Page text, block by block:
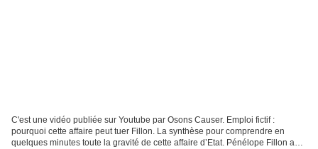
C'est une vidéo publiée sur Youtube par Osons Causer. Emploi fictif :
pourquoi cette affaire peut tuer Fillon. La synthèse pour comprendre en
quelques minutes toute la gravité de cette affaire d’Etat. Pénélope Fillon a